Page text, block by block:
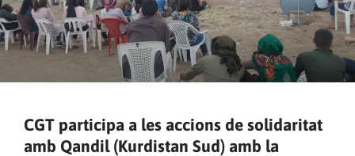
CGT participa a les accions de solidaritat
amb Qandil (Kurdistan Sud) amb la